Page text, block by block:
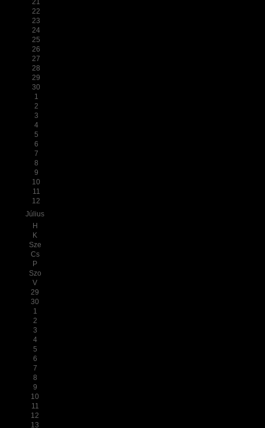
21
22
23
24
25
26
27
28
29
30
1
2
3
4
5
6
7
8
9
10
11
12
Július
H
K
Sze
Cs
P
Szo
V
29
30
1
2
3
4
5
6
7
8
9
10
11
12
13